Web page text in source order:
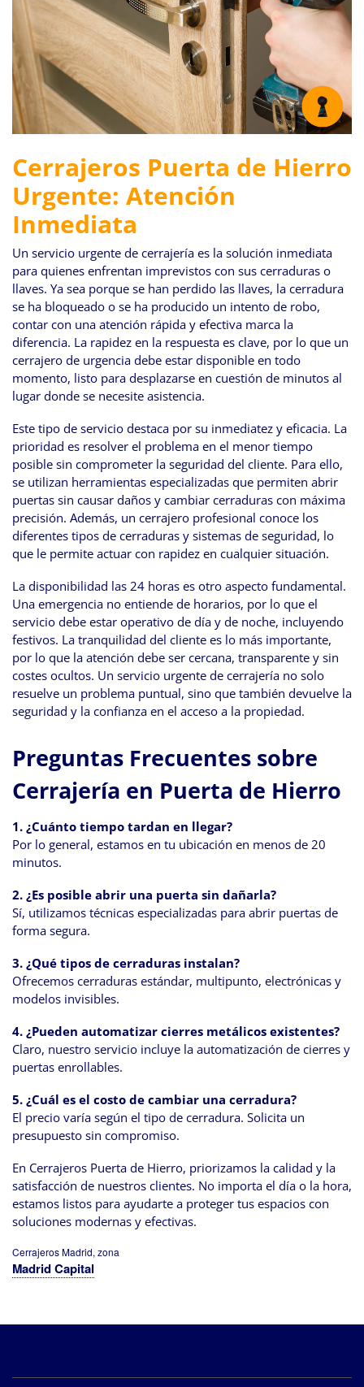
Cerrajeros Puerta de Hierro
Urgente: Atención
Inmediata
Un servicio urgente de cerrajería es la solución inmediata
para quienes enfrentan imprevistos con sus cerraduras o
llaves. Ya sea porque se han perdido las llaves, la cerradura
se ha bloqueado o se ha producido un intento de robo,
contar con una atención rápida y efectiva marca la
diferencia. La rapidez en la respuesta es clave, por lo que un
cerrajero de urgencia debe estar disponible en todo
momento, listo para desplazarse en cuestión de minutos al
lugar donde se necesite asistencia.
Este tipo de servicio destaca por su inmediatez y eficacia. La
prioridad es resolver el problema en el menor tiempo
posible sin comprometer la seguridad del cliente. Para ello,
se utilizan herramientas especializadas que permiten abrir
puertas sin causar daños y cambiar cerraduras con máxima
precisión. Además, un cerrajero profesional conoce los
diferentes tipos de cerraduras y sistemas de seguridad, lo
que le permite actuar con rapidez en cualquier situación.
La disponibilidad las 24 horas es otro aspecto fundamental.
Una emergencia no entiende de horarios, por lo que el
servicio debe estar operativo de día y de noche, incluyendo
festivos. La tranquilidad del cliente es lo más importante,
por lo que la atención debe ser cercana, transparente y sin
costes ocultos. Un servicio urgente de cerrajería no solo
resuelve un problema puntual, sino que también devuelve la
seguridad y la confianza en el acceso a la propiedad.
Preguntas Frecuentes sobre
Cerrajería en Puerta de Hierro
1. ¿Cuánto tiempo tardan en llegar?
Por lo general, estamos en tu ubicación en menos de 20
minutos.
2. ¿Es posible abrir una puerta sin dañarla?
Sí, utilizamos técnicas especializadas para abrir puertas de
forma segura.
3. ¿Qué tipos de cerraduras instalan?
Ofrecemos cerraduras estándar, multipunto, electrónicas y
modelos invisibles.
4. ¿Pueden automatizar cierres metálicos existentes?
Claro, nuestro servicio incluye la automatización de cierres y
puertas enrollables.
5. ¿Cuál es el costo de cambiar una cerradura?
El precio varía según el tipo de cerradura. Solicita un
presupuesto sin compromiso.
En Cerrajeros Puerta de Hierro, priorizamos la calidad y la
satisfacción de nuestros clientes. No importa el día o la hora,
estamos listos para ayudarte a proteger tus espacios con
soluciones modernas y efectivas.
Cerrajeros Madrid, zona
Madrid Capital